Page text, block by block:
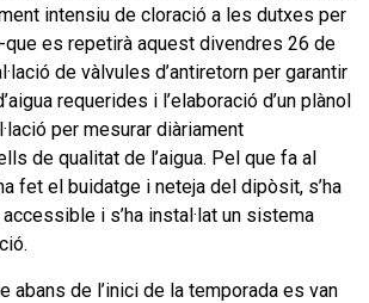
intensiu de cloració a les dutxes per
es repetirà aquest divendres 26 de
de vàlvules d’antiretorn per garantir
requerides i l’elaboració d’un plànol
per mesurar diàriament
de qualitat de l’aigua. Pel que fa al
fet el buidatge i neteja del dipòsit, s’ha
i s’ha instal·lat un sistema
abans de l’inici de la temporada es van